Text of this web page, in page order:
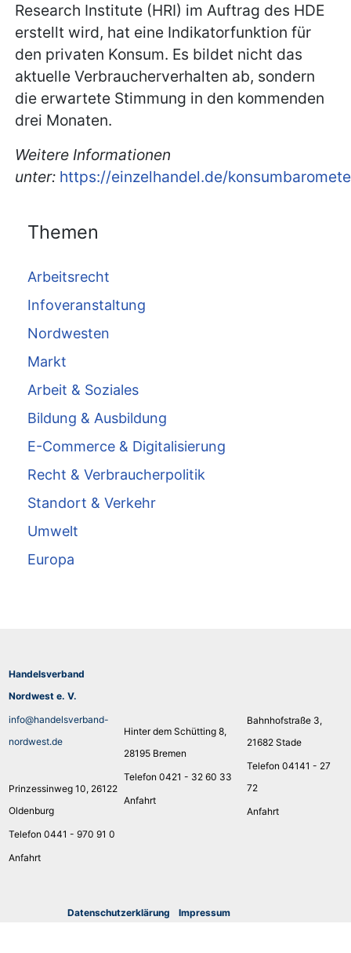
Research Institute (HRI) im Auftrag des HDE
erstellt wird, hat eine Indikatorfunktion für
den privaten Konsum. Es bildet nicht das
aktuelle Verbraucherverhalten ab, sondern
die erwartete Stimmung in den kommenden
drei Monaten.
Weitere Informationen
unter: https://einzelhandel.de/
Themen
Arbeitsrecht
Infoveranstaltung
Nordwesten
Markt
Arbeit & Soziales
Bildung & Ausbildung
E-Commerce & Digitalisierung
Recht & Verbraucherpolitik
Standort & Verkehr
Umwelt
Europa
Handelsverband
Nordwest e. V.
info@handelsverband-
nordwest.de
Prinzessinweg 10, 26122
Oldenburg
Telefon 0441 - 970 91 0
Anfahrt
Hinter dem Schütting 8,
28195 Bremen
Telefon 0421 - 32 60 33
Anfahrt
Bahnhofstraße 3,
21682 Stade
Telefon 04141 - 27
72
Anfahrt
Datenschutzerklärung Impressum